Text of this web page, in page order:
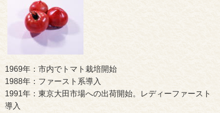
1969年：市内でトマト栽培開始
1988年：ファースト系導入
1991年：東京大田市場への出荷開始。レディーファースト
導入